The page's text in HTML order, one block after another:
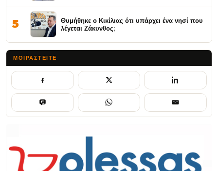
5
Θυμήθηκε ο Κικίλιας ότι υπάρχει ένα νησί που
λέγεται Ζάκυνθος;
ΜΟΙΡΑΣΤΕΊΤΕ